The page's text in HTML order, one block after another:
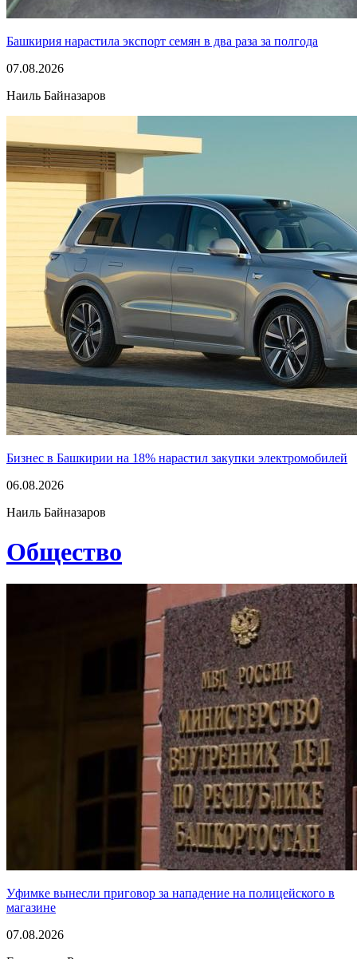
Башкирия нарастила экспорт семян в два раза за полгода
07.08.2026
Наиль Байназаров
Бизнес в Башкирии на 18% нарастил закупки электромобилей
06.08.2026
Наиль Байназаров
Общество
Уфимке вынесли приговор за нападение на полицейского в
магазине
07.08.2026